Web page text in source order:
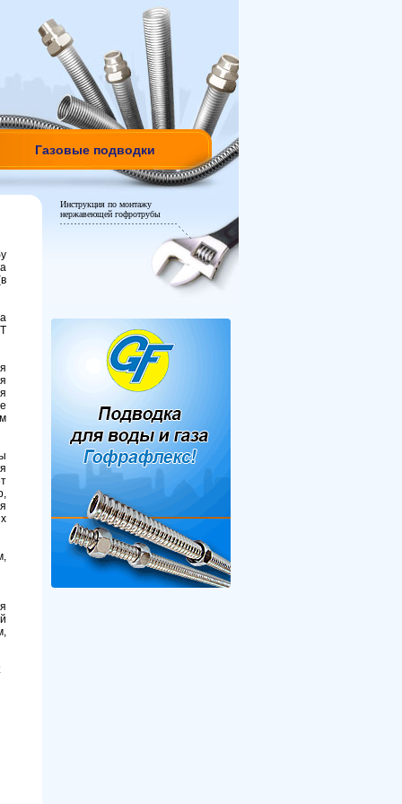
Газовые подводки
Инструкция по монтажу
нержавеющей гофротрубы